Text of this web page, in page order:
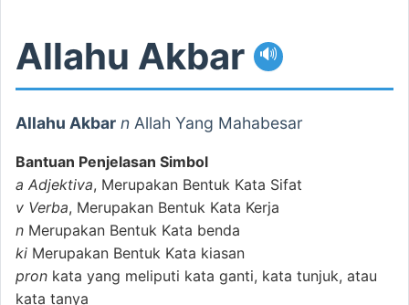
Allahu Akbar 🔊
Allahu Akbar n Allah Yang Mahabesar
Bantuan Penjelasan Simbol
a Adjektiva, Merupakan Bentuk Kata Sifat
v Verba, Merupakan Bentuk Kata Kerja
n Merupakan Bentuk Kata benda
ki Merupakan Bentuk Kata kiasan
pron kata yang meliputi kata ganti, kata tunjuk, atau
kata tanya